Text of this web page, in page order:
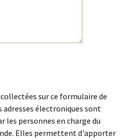
sur ce formulaire de
électroniques sont
les personnes en charge du
Elles permettent d'apporter